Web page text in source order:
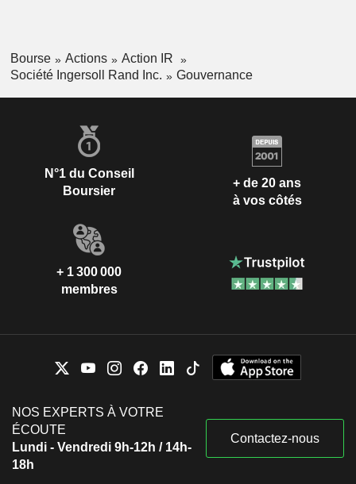
Bourse Actions
Action IR
Société Ingersoll Rand Inc.
Gouvernance
N°1 du Conseil
Boursier
+ de 20 ans
à vos côtés
+ 1 300 000
membres
NOS EXPERTS À VOTRE
ÉCOUTE
Lundi - Vendredi 9h-12h / 14h-
18h
Contactez-nous